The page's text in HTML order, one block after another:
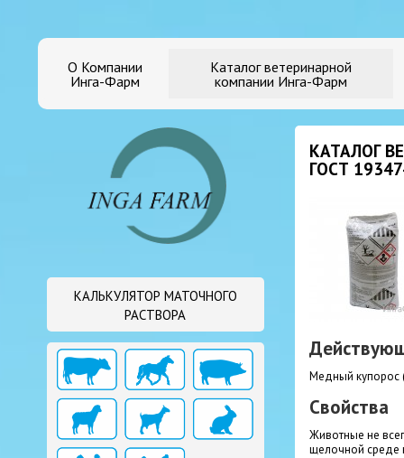
О Компании
Инга-Фарм
Каталог ветеринарной
компании Инга-Фарм
КАЛЬКУЛЯТОР МАТОЧНОГО
РАСТВОРА
КАТАЛОГ
ГОСТ
Медный купорос
Свойства
Животные не
щелочной среде